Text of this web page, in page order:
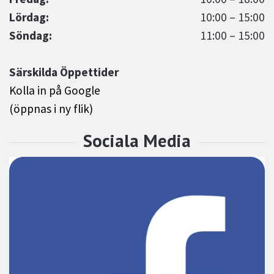
Lördag:
10:00 – 15:00
Söndag:
11:00 – 15:00
Särskilda Öppettider
Kolla in på Google
(öppnas i ny flik)